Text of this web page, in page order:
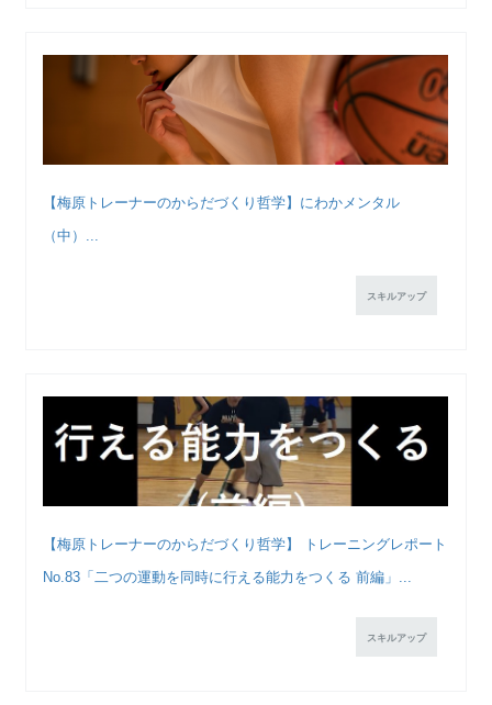
【梅原トレーナーのからだづくり哲学】にわかメンタル
（中）...
スキルアップ
【梅原トレーナーのからだづくり哲学】 トレーニングレポート
No.83「二つの運動を同時に行える能力をつくる 前編」...
スキルアップ